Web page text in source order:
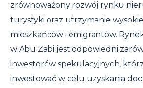
zrównoważony rozwój rynku
turystyki oraz utrzymanie
mieszkańców i emigrantów.
w Abu Zabi jest odpowiedni
inwestorów spekulacyjnych,
inwestować w celu uzyskania